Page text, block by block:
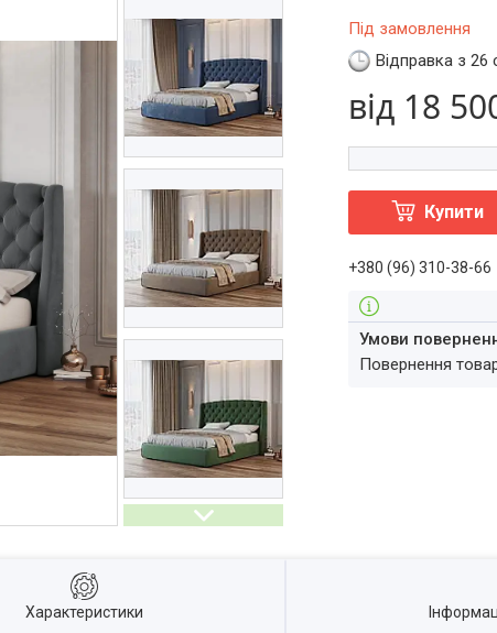
Під замовлення
Відправка з 26
від 18
Купити
+380 (96) 310-38-66
повернення
Характеристики